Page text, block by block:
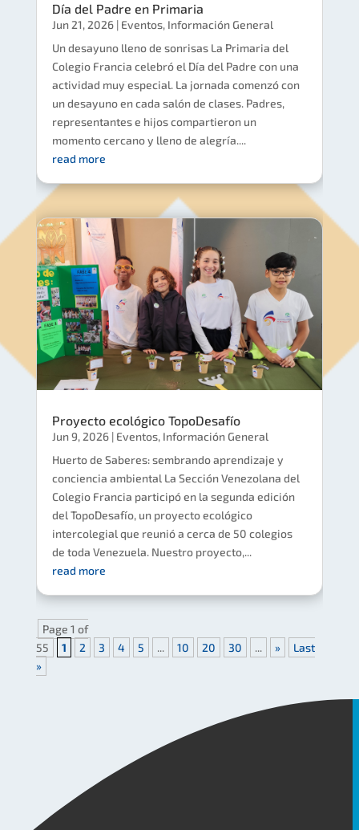
Día del Padre en Primaria
Jun 21, 2026| Eventos, Información General
Un desayuno lleno de sonrisas La Primaria del
Colegio Francia celebró el Día del Padre con una
actividad muy especial. La jornada comenzó con
un desayuno en cada salón de clases. Padres,
representantes e hijos compartieron un
momento cercano y lleno de alegría....
read more
Proyecto ecológico TopoDesafío
Jun 9, 2026| Eventos, Información General
Huerto de Saberes: sembrando aprendizaje y
conciencia ambiental La Sección Venezolana del
Colegio Francia participó en la segunda edición
del TopoDesafío, un proyecto ecológico
intercolegial que reunió a cerca de 50 colegios
de toda Venezuela. Nuestro proyecto,...
read more
Page 1 of
55
1 2 3 4 5 ... 10 20 30 ... »
Last
»